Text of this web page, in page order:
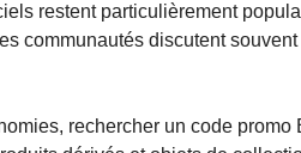
restent particulièrement
communautés discutent
rechercher un code